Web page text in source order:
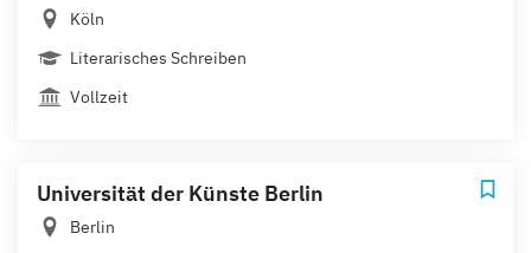
Köln
Literarisches Schreiben
Vollzeit
Universität der Künste Berlin
Berlin